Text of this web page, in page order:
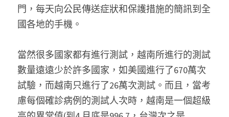
門，每天向公民傳送症狀和保護措施的簡訊到全
國各地的手機。
當然很多國家都有進行測試，越南所進行的測試
數量遠遠少於許多國家，如美國進行了670萬次
試驗，而越南只進行了26萬次測試。而且，當考
慮每個確診病例的測試人次時，越南是一個超級